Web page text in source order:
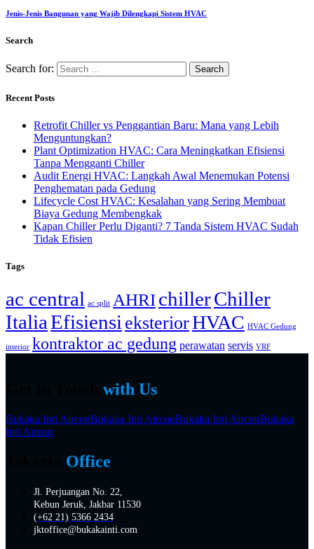
Jenis-Jenis Bangunan yang Wajib Dilengkapi Sistem HVAC
Search
Search for:
Recent Posts
Retrofit Chiller vs Penggantian Baru: Mana yang Lebih
Menguntungkan?
Plant Optimization HVAC: Cara Meningkatkan Efisiensi
Tanpa Mengganti Chiller
Audit Energi HVAC: Langkah Awal Menemukan Potensi
Penghematan pada Gedung
Lifecycle Cost HVAC: Kesalahan yang Sering Membuat
Biaya Gedung Membengkak
Kapan Chiller Perlu Diganti? 7 Tanda Sistem HVAC Sudah
Tidak Efisien
Tags
ac central ac split AHRIchillerChiller
ItaliaEfisiensi eksteriorHVAC HVAC Gedung
interior kontraktor ac gedung perawatan servis VRF
with Us
Bukaka Inti AirconBukaka Inti AirconBukaka Inti AirconBukaka
Inti Aircon
Office
Jl. Perjuangan No. 22,
Kebun Jeruk, Jakbar 11530
(+62 21) 5366 2434
jktoffice@bukakainti.com